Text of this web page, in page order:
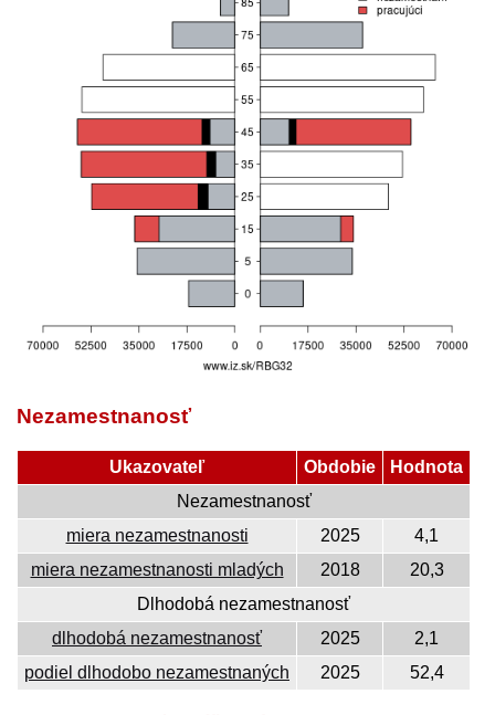
Nezamestnanosť
Ukazovateľ Obdobie
Hodnota
Nezamestnanosť
miera nezamestnanosti
2025
4,1
miera nezamestnanosti mladých
2018
20,3
Dlhodobá nezamestnanosť
dlhodobá nezamestnanosť
2025
2,1
podiel dlhodobo nezamestnaných
2025 52,4